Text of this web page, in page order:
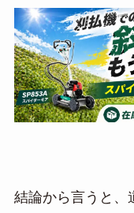
結論から言うと、